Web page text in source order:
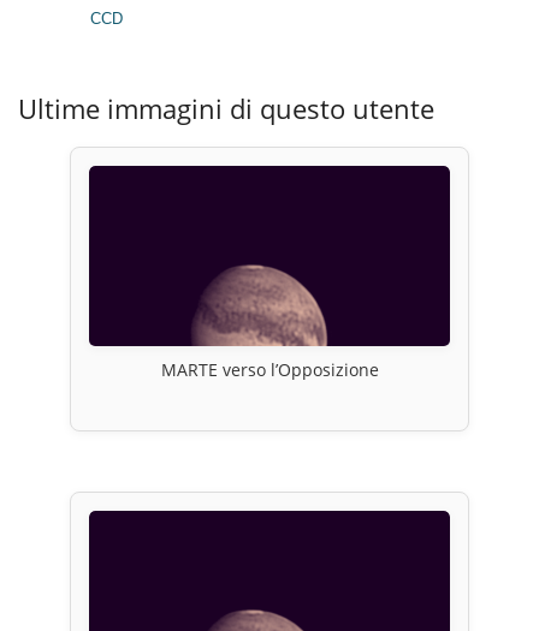
CCD
Ultime immagini di questo utente
MARTE verso l’Opposizione